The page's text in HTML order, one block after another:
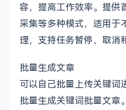
容，提高工作效率。提供
采集等多种模式，适用于
理，支持任务暂停、取消
批量生成文章
可以自己批量上传关键词
批量生成关键词批量文章